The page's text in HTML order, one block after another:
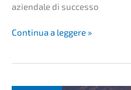
aziend­a­le di successo
3
Conti­nua a leggere »